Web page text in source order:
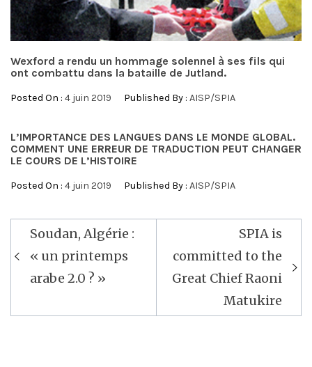
Wexford a rendu un hommage solennel à ses fils qui
ont combattu dans la bataille de Jutland.
Posted On : 4 juin 2019 Published By : AISP/SPIA
L’IMPORTANCE DES LANGUES DANS LE MONDE GLOBAL.
COMMENT UNE ERREUR DE TRADUCTION PEUT CHANGER
LE COURS DE L’HISTOIRE
Posted On : 4 juin 2019 Published By : AISP/SPIA
Navigation
de
l’article
Soudan, Algérie :
« un printemps
arabe 2.0 ? »
SPIA is
committed to the
Great Chief Raoni
Matukire